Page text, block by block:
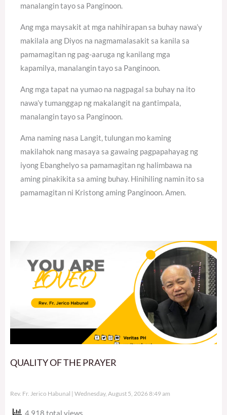
manalangin tayo sa Panginoon.
Ang mga maysakit at mga nahihirapan sa buhay nawa’y
makilala ang Diyos na nagmamalasakit sa kanila sa
pamamagitan ng pag-aaruga ng kanilang mga
kapamilya, manalangin tayo sa Panginoon.
Ang mga tapat na yumao na nagpagal sa buhay na ito
nawa’y tumanggap ng makalangit na gantimpala,
manalangin tayo sa Panginoon.
Ama naming nasa Langit, tulungan mo kaming
makilahok nang masaya sa gawaing pagpapahayag ng
iyong Ebanghelyo sa pamamagitan ng halimbawa na
aming pinakikita sa aming buhay. Hinihiling namin ito sa
pamamagitan ni Kristong aming Panginoon. Amen.
QUALITY OF THE PRAYER
Rev. Fr. Jerico Habunal Wednesday, August 5, 2026 8:49 am
4,918 total views